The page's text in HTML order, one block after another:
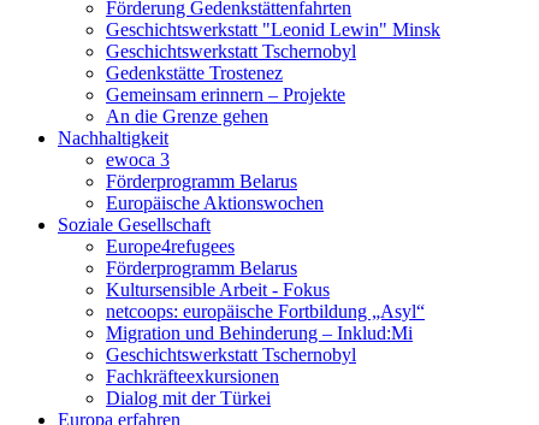
Förderung Gedenkstättenfahrten
Geschichtswerkstatt "Leonid Lewin" Minsk
Geschichtswerkstatt Tschernobyl
Gedenkstätte Trostenez
Gemeinsam erinnern – Projekte
An die Grenze gehen
Nachhaltigkeit
ewoca 3
Förderprogramm Belarus
Europäische Aktionswochen
Soziale Gesellschaft
Europe4refugees
Förderprogramm Belarus
Kultursensible Arbeit - Fokus
netcoops: europäische Fortbildung „Asyl“
Migration und Behinderung – Inklud:Mi
Geschichtswerkstatt Tschernobyl
Fachkräfteexkursionen
Dialog mit der Türkei
Europa erfahren